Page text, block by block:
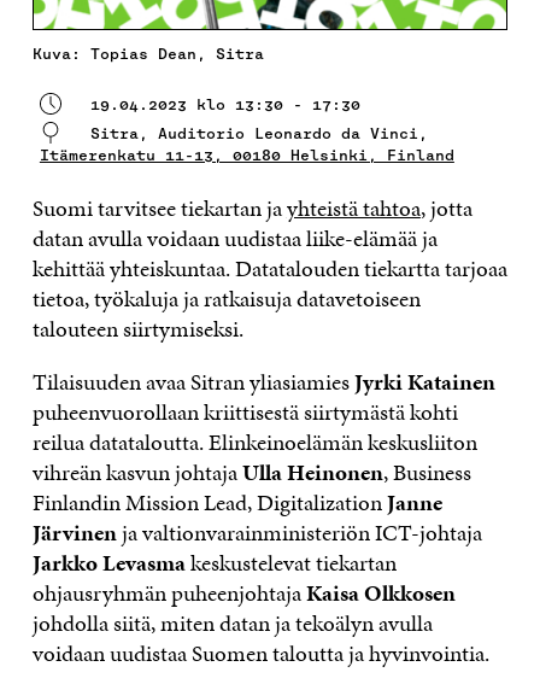
Kuva: Topias Dean, Sitra
19.04.2023 klo 13:30 - 17:30
Sitra, Auditorio Leonardo da Vinci,
Itämerenkatu 11-13, 00180 Helsinki, Finland
Suomi tarvitsee tiekartan jayhteistä tahtoa, jotta
datan avulla voidaan uudistaa liike-elämää ja
kehittää yhteiskuntaa. Datatalouden tiekartta tarjoaa
tietoa, työkaluja ja ratkaisuja datavetoiseen
talouteen siirtymiseksi.
Tilaisuuden avaa Sitran yliasiamiesJyrki Katainen
puheenvuorollaan kriittisestä siirtymästä kohti
reilua datataloutta. Elinkeinoelämän keskusliiton
vihreän kasvun johtajaUlla Heinonen, Business
Finlandin Mission Lead, DigitalizationJanne
Järvinenja valtionvarainministeriön ICT-johtaja
Jarkko Levasmakeskustelevat tiekartan
ohjausryhmän puheenjohtajaKaisa Olkkosen
johdolla siitä, miten datan ja tekoälyn avulla
voidaan uudistaa Suomen taloutta ja hyvinvointia.